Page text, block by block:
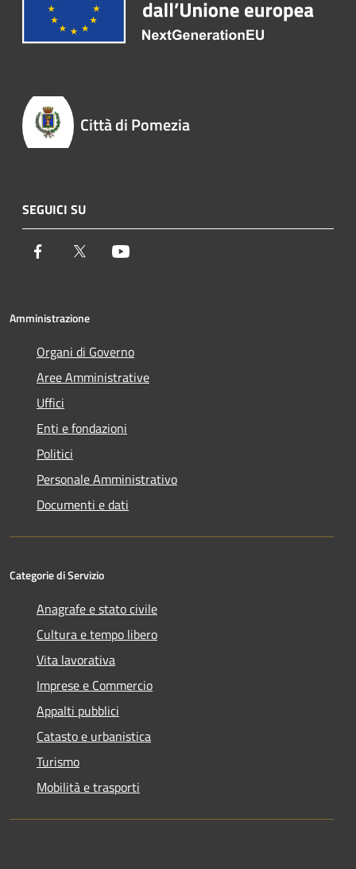
Città di Pomezia
SEGUICI SU
Facebook Twitter
Amministrazione
Organi di Governo
Aree Amministrative
Uffici
Enti e fondazioni
Politici
Personale Amministrativo
Documenti e dati
Categorie di Servizio
Anagrafe e stato civile
Cultura e tempo libero
Vita lavorativa
Imprese e Commercio
Appalti pubblici
Catasto e urbanistica
Turismo
Mobilità e trasporti